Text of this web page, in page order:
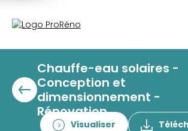
Chauffe-eau solaires -
Conception et
dimensionnement -
Rénovation
Visualiser